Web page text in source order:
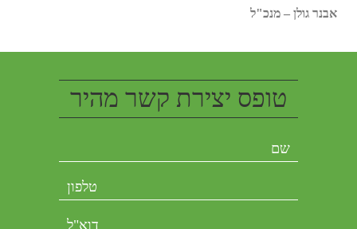
אבנר גולן – מנכ"ל
טופס יצירת קשר מהיר